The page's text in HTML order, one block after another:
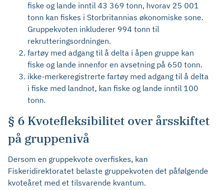
fiske og lande inntil 43 369 tonn, hvorav 25 001
tonn kan fiskes i Storbritannias økonomiske sone.
Gruppekvoten inkluderer 994 tonn til
rekrutteringsordningen.
fartøy med adgang til å delta i åpen gruppe kan
fiske og lande innenfor en avsetning på 650 tonn.
ikke-merkeregistrerte fartøy med adgang til å delta
i fiske med landnot, kan fiske og lande inntil 100
tonn.
§ 6 Kvotefleksibilitet over årsskiftet
på gruppenivå
Dersom en gruppekvote overfiskes, kan
Fiskeridirektoratet belaste gruppekvoten det påfølgende
kvoteåret med et tilsvarende kvantum.